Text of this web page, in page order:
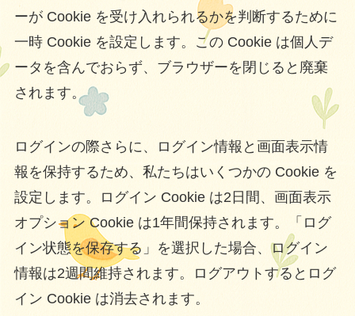
ーが Cookie を受け入れられるかを判断するために
一時 Cookie を設定します。この Cookie は個人デ
ータを含んでおらず、ブラウザーを閉じると廃棄
されます。
ログインの際さらに、ログイン情報と画面表示情
報を保持するため、私たちはいくつかの Cookie を
設定します。ログイン Cookie は2日間、画面表示
オプション Cookie は1年間保持されます。「ログ
イン状態を保存する」を選択した場合、ログイン
情報は2週間維持されます。ログアウトするとログ
イン Cookie は消去されます。